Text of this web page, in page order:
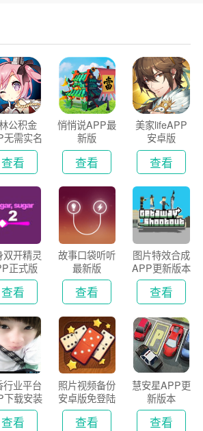
公积金
无需实名
证版
查看
悄悄说APP最
新版
查看
美家lifeAPP
安卓版
查看
双开精灵
正式版
查看
故事口袋听听
最新版
查看
图片特效合成
APP更新版本
2026
查看
行业平台
下载安装
2026
查看
照片视频备份
安卓版免登陆
版
查看
慧安星APP更
新版本
查看